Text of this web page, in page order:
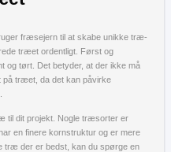
fræsejern til at skabe unikke træ-
træet ordentligt. Først og
og tørt. Det betyder, at der ikke må
træet, da det kan påvirke
til dit projekt. Nogle træsorter er
en finere kornstruktur og er mere
træ der er bedst, kan du spørge en